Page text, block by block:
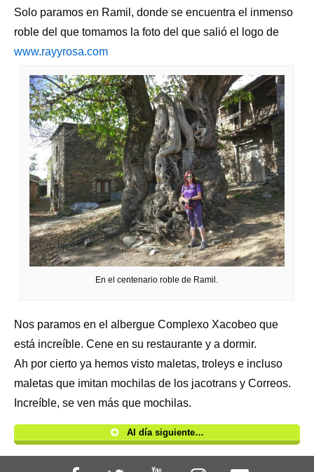
Solo paramos en Ramil, donde se encuentra el inmenso
roble del que tomamos la foto del que salió el logo de
www.rayyrosa.com
En el centenario roble de Ramil.
Nos paramos en el albergue Complexo Xacobeo que
está increíble. Cene en su restaurante y a dormir.
Ah por cierto ya hemos visto maletas, troleys e incluso
maletas que imitan mochilas de los jacotrans y Correos.
Increíble, se ven más que mochilas.
Al día siguiente…